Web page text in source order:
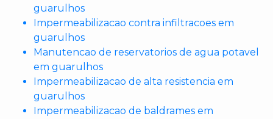
guarulhos
Impermeabilizacao contra infiltracoes em
guarulhos
Manutencao de reservatorios de agua potavel
em guarulhos
Impermeabilizacao de alta resistencia em
guarulhos
Impermeabilizacao de baldrames em